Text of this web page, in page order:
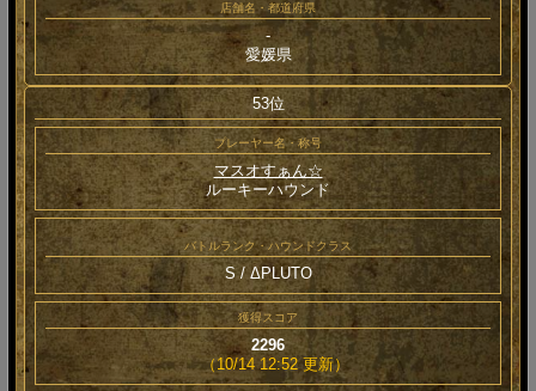
店舗名・都道府県
-
愛媛県
53位
プレーヤー名・称号
マスオすぁん☆
ルーキーハウンド
バトルランク・ハウンドクラス
S / ΔPLUTO
獲得スコア
2296
（10/14 12:52 更新）